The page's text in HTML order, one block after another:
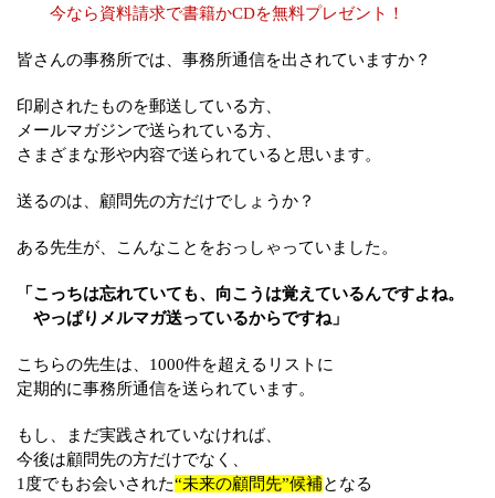
今なら資料請求で書籍かCDを無料プレゼント！
皆さんの事務所では、事務所通信を出されていますか？
印刷されたものを郵送している方、
メールマガジンで送られている方、
さまざまな形や内容で送られていると思います。
送るのは、顧問先の方だけでしょうか？
ある先生が、こんなことをおっしゃっていました。
「こっちは忘れていても、向こうは覚えているんですよね。
やっぱりメルマガ送っているからですね」
こちらの先生は、1000件を超えるリストに
定期的に事務所通信を送られています。
もし、まだ実践されていなければ、
今後は顧問先の方だけでなく、
1度でもお会いされた“未来の顧問先”候補となる